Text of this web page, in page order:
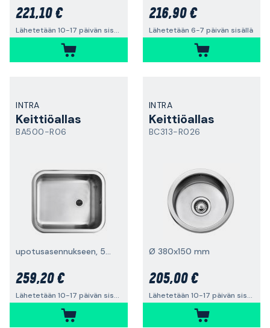
221,10 €
Lähetetään 10-17 päivän sisällä
216,90 €
Lähetetään 6-7 päivän sisällä
INTRA
Keittiöallas
BA500-R06
upotusasennukseen, 560 x 460 mm
259,20 €
Lähetetään 10-17 päivän sisällä
INTRA
Keittiöallas
BC313-R026
Ø 380x150 mm
205,00 €
Lähetetään 10-17 päivän sisällä